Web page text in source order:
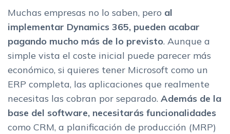
Muchas empresas no lo saben, pero al
implementar Dynamics 365, pueden acabar
pagando mucho más de lo previsto. Aunque a
simple vista el coste inicial puede parecer más
económico, si quieres tener Microsoft como un
ERP completa, las aplicaciones que realmente
necesitas las cobran por separado. Además de la
base del software, necesitarás funcionalidades
como CRM, a planificación de producción (MRP)